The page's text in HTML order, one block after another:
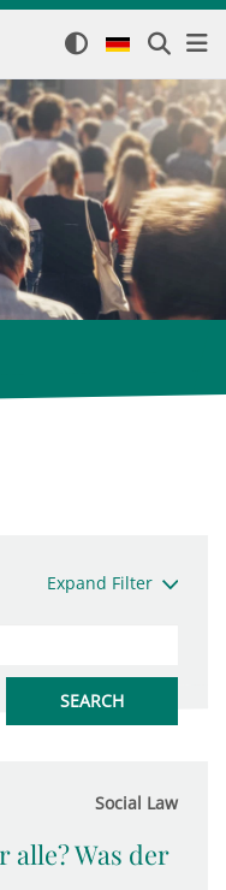
Expand Filter
Social Law
Was der